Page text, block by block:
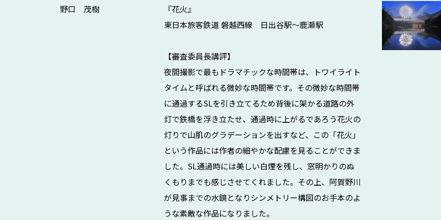
野口 茂樹
『花火』
東日本旅客鉄道 磐越西線 日出谷駅～鹿瀬駅
【審査委員長講評】
夜間撮影で最もドラマチックな時間帯は、トワイライト
タイムと呼ばれる微妙な時間帯です。その微妙な時間帯
に通過するSLを引き立てるため背後に架かる道路の外
灯で鉄橋を浮き立たせ、通過時に上がるであろう花火の
灯りで山肌のグラデーションを出すなど、この「花火」
という作品には作者の細やかな配慮を見ることができま
した。SL通過時には美しい白煙を残し、窓明かりのぬ
くもりまでも感じさせてくれました。その上、阿賀野川
が見事までの水鏡となりシンメトリー構図のお手本のよ
うな素敵な作品になりました。